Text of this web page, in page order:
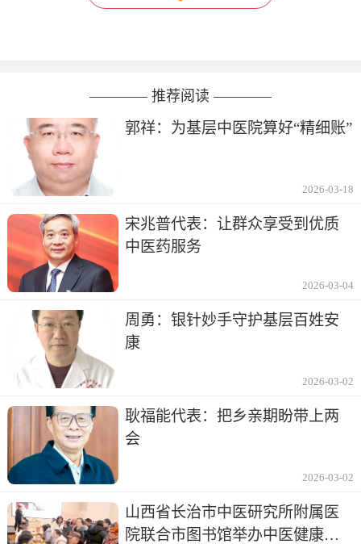
———— 推荐阅读 ————
郭祥：为基层中医院算好“精细账”
2026-03-18
宋兆普代表：让群众享受到优质
中医药服务
2026-03-04
周勇：银针妙手守护基层百姓安
康
2026-03-02
耿福能代表：把乡亲期盼带上两
会
2026-03-02
山西省长治市中医研究所附属医
院联合市图书馆举办中医健康讲